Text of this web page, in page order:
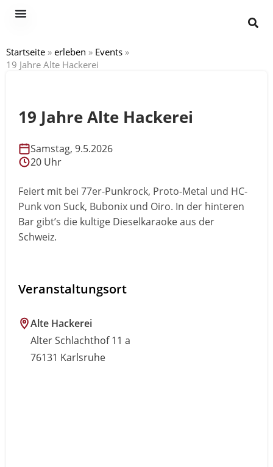
Startseite » erleben » Events »
19 Jahre Alte Hackerei
19 Jahre Alte Hackerei
Samstag, 9.5.2026
20 Uhr
Feiert mit bei 77er-Punkrock, Proto-Metal und HC-
Punk von Suck, Bubonix und Oiro. In der hinteren
Bar gibt’s die kultige Dieselkaraoke aus der
Schweiz.
Veranstaltungsort
Alte Hackerei
Alter Schlachthof 11 a
76131 Karlsruhe